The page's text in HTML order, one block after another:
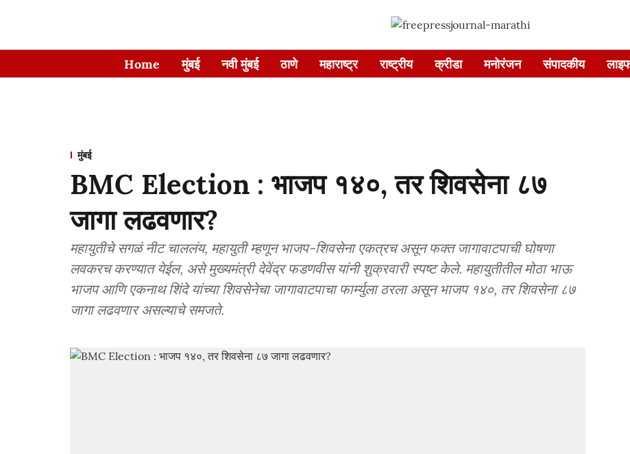
Home मुंबई नवी मुंबई ठाणे महाराष्ट्र राष्ट्रीय क्रीडा मनोरंजन संपादकीय
मुंबई
BMC Election : भाजप १४०, तर शिवसेना ८७
जागा लढवणार?
महायुतीचे सगळं नीट चाललंय, महायुती म्हणून भाजप-शिवसेना एकत्रच असून फक्त जागावाटपाची घोषणा
लवकरच करण्यात येईल, असे मुख्यमंत्री देवेंद्र फडणवीस यांनी शुक्रवारी स्पष्ट केले. महायुतीतील मोठा भाऊ
भाजप आणि एकनाथ शिंदे यांच्या शिवसेनेचा जागावाटपाचा फार्म्युला ठरला असून भाजप १४०, तर शिवसेना ८७
जागा लढवणार असल्याचे समजते.